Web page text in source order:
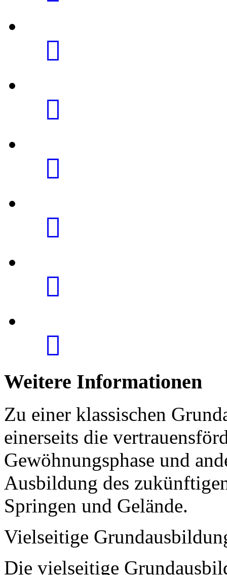
Weitere Informationen
Zu einer klassischen
einerseits die
Gewöhnungsphase und
Ausbildung des
Springen und Gelände.
Vielseitige
Die vielseitige